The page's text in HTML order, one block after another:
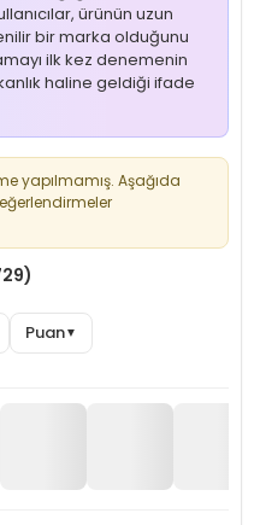
ürünün uzun
bir marka olduğunu
ilk kez denemenin
haline geldiği ifade
yapılmamış. Aşağıda
Puan▼